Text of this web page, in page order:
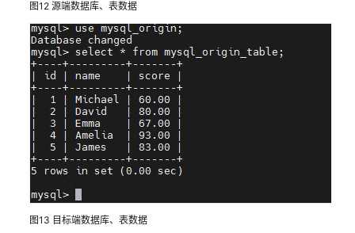
案
基
于
迅
响
快
速
构
建
响
式
图12 源端数据库、表数据
图13 目标端数据库、表数据